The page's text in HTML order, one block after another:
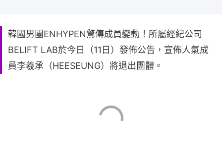
韓國男團ENHYPEN驚傳成員變動！所屬經紀公司
BELIFT LAB於今日（11日）發佈公告，宣佈人氣成
員李羲承（HEESEUNG）將退出團體。